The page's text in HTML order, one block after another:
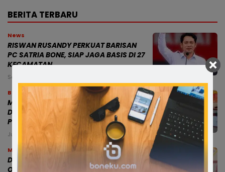
BERITA TERBARU
News
RISWAN RUSANDY PERKUAT BARISAN
PC SATRIA BONE, SIAP JAGA BASIS DI 27
KECAMATAN
Sabtu, 8 Agu 2026 - 02:45 WITA
Bone
Modus Pesan Telur Bayar Sebagian,
Dugaan Penipuan di Bone Rugikan
Pedagang Ratusan Juta
Jumat, 7 Agu 2026 - 18:54 WITA
Makassar
Dampingi Mensos, Gubernur Sulsel
Optimistis Sekolah Rakyat Cetak